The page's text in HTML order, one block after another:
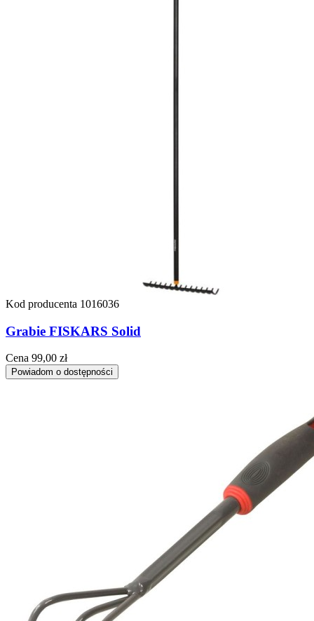
Kod producenta 1016036
Grabie FISKARS Solid
Cena 99,00 zł
Powiadom o dostępności